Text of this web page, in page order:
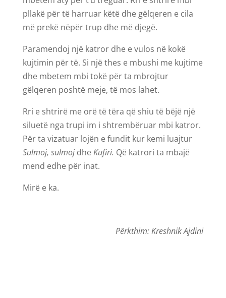
pllakë për të harruar këtë dhe gëlqeren e cila
më prekë nëpër trup dhe më djegë.
Paramendoj një katror dhe e vulos në kokë
kujtimin për të. Si një thes e mbushi me kujtime
dhe mbetem mbi tokë për ta mbrojtur
gëlqeren poshtë meje, të mos lahet.
Rri e shtrirë me orë të tëra që shiu të bëjë një
siluetë nga trupi im i shtrembëruar mbi katror.
Për ta vizatuar lojën e fundit kur kemi luajtur
Sulmoj, sulmojdheKufiri. Që katrori ta mbajë
mend edhe për inat.
Mirë e ka.
Përkthim: Kreshnik Ajdini